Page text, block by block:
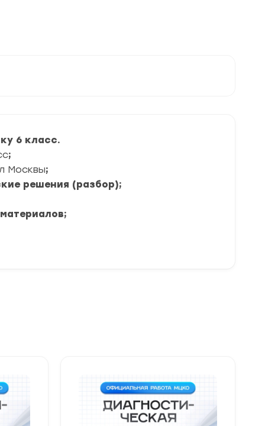
6 класс.
;
Москвы;
решения (разбор);